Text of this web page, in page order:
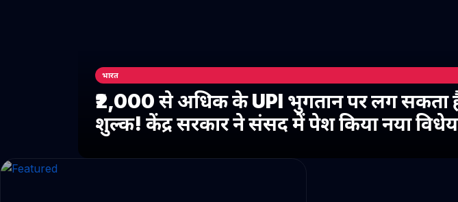
भारत
₹2,000 से अधिक के UPI भुगतान पर लग सकता
शुल्क! केंद्र सरकार ने संसद में पेश किया नया